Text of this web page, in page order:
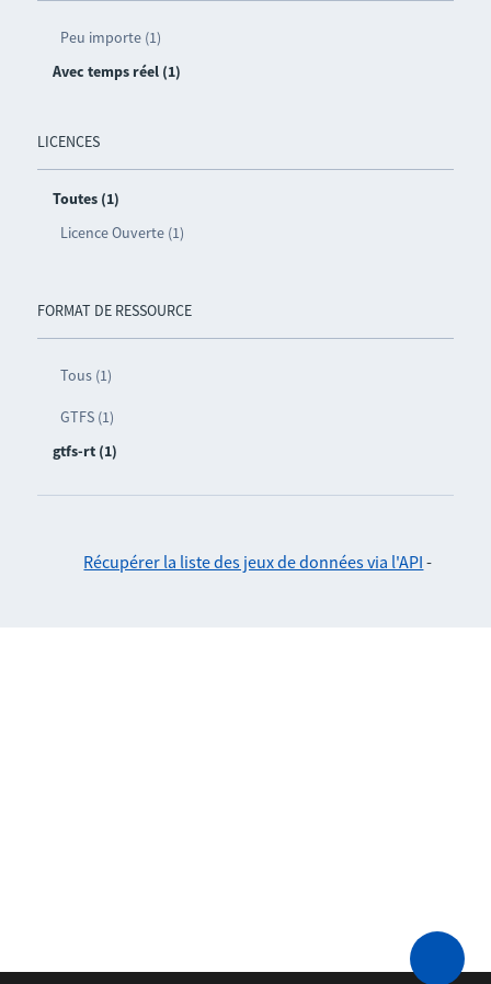
Peu importe (1)
Avec temps réel (1)
LICENCES
Toutes (1)
Licence Ouverte (1)
FORMAT DE RESSOURCE
Tous (1)
GTFS (1)
gtfs-rt (1)
Récupérer la liste des jeux de données via l'API -